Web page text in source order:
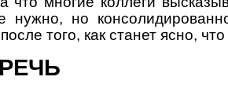
нужно, но
того, как станет ясно,